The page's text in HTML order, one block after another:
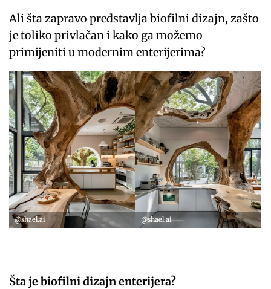
Ali šta zapravo predstavlja biofilni dizajn, zašto
je toliko privlačan i kako ga možemo
primijeniti u modernim enterijerima?
@shael.ai @shael.ai
Šta je biofilni dizajn enterijera?